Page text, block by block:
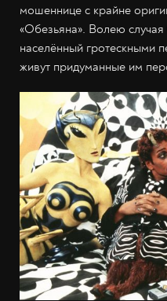
мошеннице с крайне
«Обезьяна». Волею
населённый гротескными
живут придуманные им